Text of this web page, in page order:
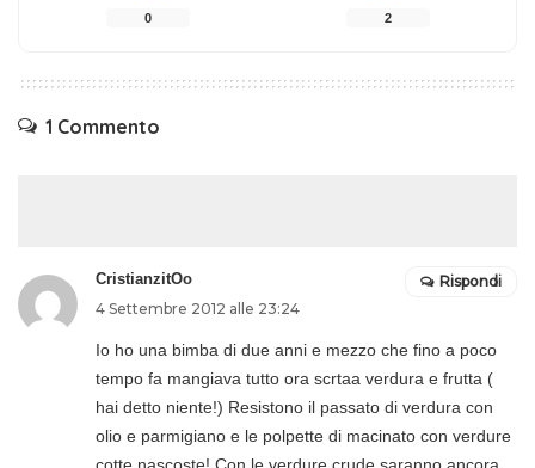
0 2
1 Commento
CristianzitOo
4 Settembre 2012 alle 23:24
Io ho una bimba di due anni e mezzo che fino a poco
tempo fa mangiava tutto ora scrtaa verdura e frutta (
hai detto niente!) Resistono il passato di verdura con
olio e parmigiano e le polpette di macinato con verdure
cotte nascoste! Con le verdure crude saranno ancora
Rispondi